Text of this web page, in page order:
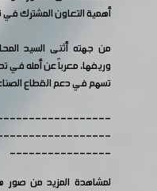
أهمية التعاون المشترك
من جهته أثنى السيد
وريفها، معرباً عن أمله
تسهم في دعم القطاع
----------------
لمشاهدة المزيد من صور